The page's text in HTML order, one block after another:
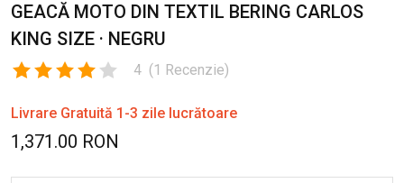
GEACĂ MOTO DIN TEXTIL BERING CARLOS
KING SIZE · NEGRU
4 (1 Recenzie)
Livrare Gratuită 1-3 zile lucrătoare
1,371.00 RON